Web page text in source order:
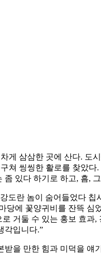
게 삼삼한 곳에 산다. 도
쳐 씽씽한 활로를 찾았
좀 있다 하기로 하고, 흠,
도란 놈이 숨어들었다
당에 꽃양귀비를 잔뜩 심
거둘 수 있는 홍보 효
각입니다.”
받을 만한 힘과 미덕을 얘